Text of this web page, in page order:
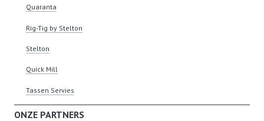
Quaranta
Rig-Tig by Stelton
Stelton
Quick Mill
Tassen Servies
ONZE PARTNERS